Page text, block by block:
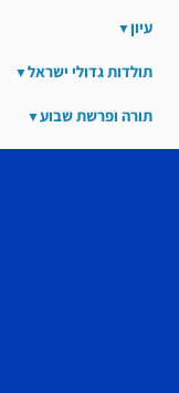
עיון
תולדות גדולי ישראל
תורה ופרשת שבוע